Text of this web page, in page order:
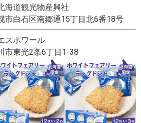
海道観光物産興社
市白石区南郷通15丁目北6番18号
スポワール
市東光2条6丁目1-38